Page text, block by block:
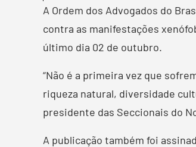
A Ordem dos Advogados do
contra as manifestações
último dia 02 de outubro.
“Não é a primeira vez que
riqueza natural, diversidade
presidente das Seccionais do
A publicação também foi